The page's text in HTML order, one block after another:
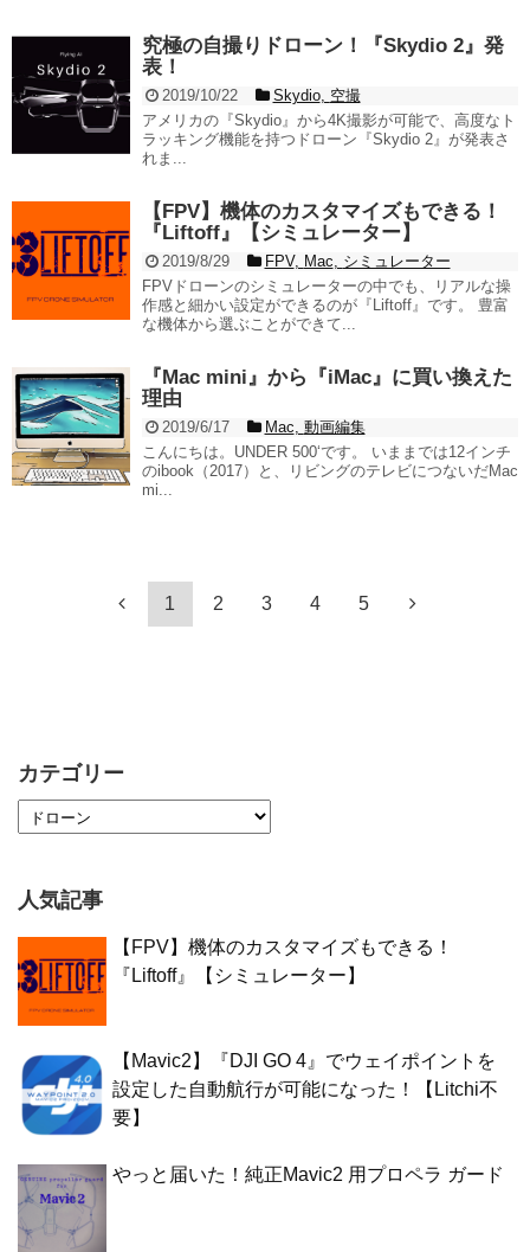
究極の自撮りドローン！『Skydio 2』発
表！
2019/10/22 Skydio, 空撮
アメリカの『Skydio』から4K撮影が可能で、高度なト
ラッキング機能を持つドローン『Skydio 2』が発表さ
れま...
【FPV】機体のカスタマイズもできる！
『Liftoff』【シミュレーター】
2019/8/29 FPV, Mac, シミュレーター
FPVドローンのシミュレーターの中でも、リアルな操
作感と細かい設定ができるのが『Liftoff』です。 豊富
な機体から選ぶことができて...
『Mac mini』から『iMac』に買い換えた
理由
2019/6/17 Mac, 動画編集
こんにちは。UNDER 500‘です。 いままでは12インチ
のibook（2017）と、リビングのテレビにつないだMac
mi...
1 2 3 4 5
カテゴリー
人気記事
【FPV】機体のカスタマイズもできる！
『Liftoff』【シミュレーター】
【Mavic2】『DJI GO 4』でウェイポイントを
設定した自動航行が可能になった！【Litchi不
要】
やっと届いた！純正Mavic2 用プロペラ ガード